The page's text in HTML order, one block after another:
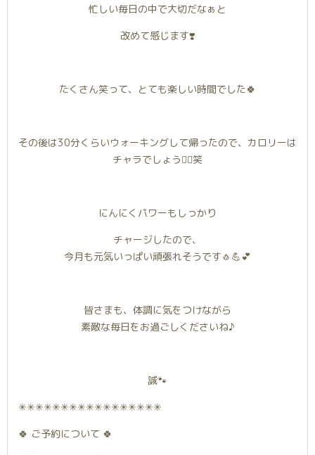
忙しい毎日の中で大切だなぁと
改めて感じます❣️
たくさん笑って、とても楽しい時間でした🍀
その後は30分くらいウォーキングして帰ったので、カロリーは
チャラでしょう🚶‍♂️笑
にんにくパワーもしっかり
チャージしたので、
今月も元気いっぱい頑張れそうです🧄💪💕
皆さまも、体調に気をつけながら
素敵な毎日をお過ごしくださいね♪
誠🐾
✳︎✳︎✳︎✳︎✳︎✳︎✳︎✳︎✳︎✳︎✳︎✳︎✳︎✳︎✳︎✳︎✳︎
🍀 ご予約について 🍀